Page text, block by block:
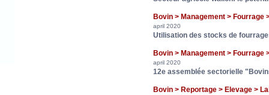
Bovin > Management >
april 2020
Utilisation des stocks de
Bovin > Management >
april 2020
12e assemblée sectorielle
Bovin > Reportage > Elevage >